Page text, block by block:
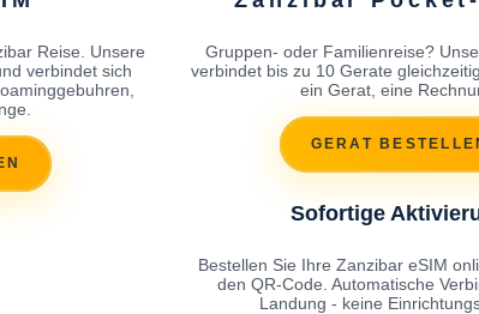
Reise. Unsere
verbindet sich
Gruppen- oder Familienreise?
verbindet bis zu 10 Gerate
ein Gerat, eine
GERAT
Sofortige
Bestellen Sie Ihre Zanzibar eSIM
den QR-Code. Automatische
Landung - keine